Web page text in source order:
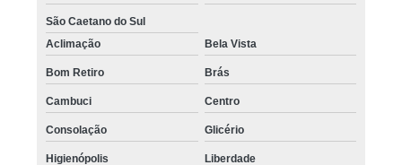
São Caetano do Sul
Aclimação
Bela Vista
Bom Retiro Brás
Cambuci Centro
Consolação Glicério
Higienópolis Liberdade